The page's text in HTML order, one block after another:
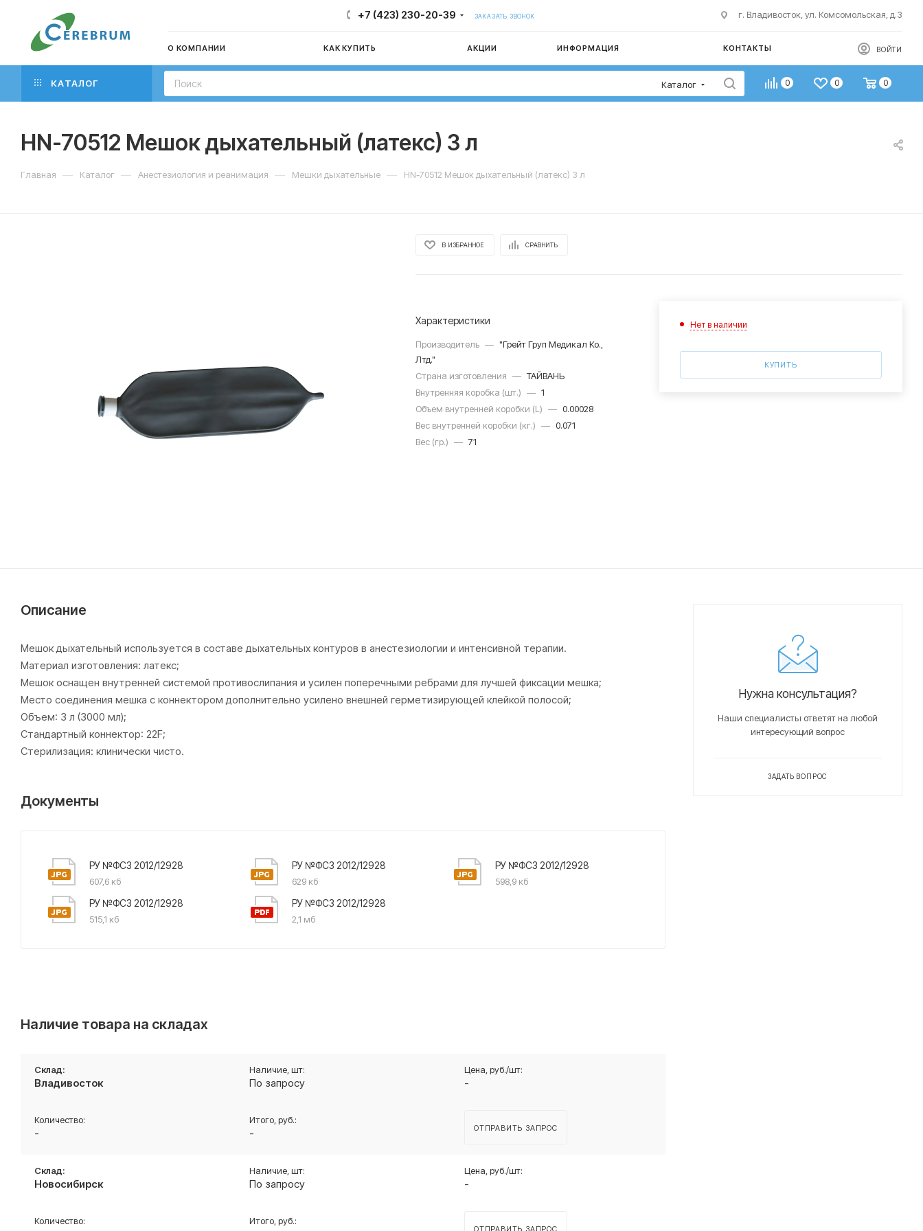
+7 (423) 230-20-39 ЗАКАЗАТЬ ЗВОНОК г. Владивосток, ул. Комсомольская, д.3
О КОМПАНИИ КАК КУПИТЬ АКЦИИ ИНФОРМАЦИЯ КОНТАКТЫ ВОЙТИ
КАТАЛОГ Каталог 0 0 0
HN-70512 Мешок дыхательный (латекс) 3 л
Главная — Каталог — Анестезиология и реанимация — Мешки дыхательные — HN-70512 Мешок дыхательный (латекс) 3 л
В ИЗБРАННОЕ СРАВНИТЬ
Характеристики
Производитель — "Грейт Груп Медикал Ко.,
Лтд."
Страна изготовления — ТАЙВАНЬ
Внутренняя коробка (шт.) — 1
Объем внутренней коробки (L) — 0.00028
Вес внутренней коробки (кг.) — 0.071
Вес (гр.) — 71
Нет в наличии
КУПИТЬ
Описание
Мешок дыхательный используется в составе дыхательных контуров в анестезиологии и интенсивной терапии.
Материал изготовления: латекс;
Мешок оснащен внутренней системой противослипания и усилен поперечными ребрами для лучшей фиксации мешка;
Место соединения мешка с коннектором дополнительно усилено внешней герметизирующей клейкой полосой;
Объем: 3 л (3000 мл);
Стандартный коннектор: 22F;
Стерилизация: клинически чисто.
Документы
РУ №ФСЗ 2012/12928
607,6 кб
РУ №ФСЗ 2012/12928
629 кб
РУ №ФСЗ 2012/12928
598,9 кб
РУ №ФСЗ 2012/12928
515,1 кб
РУ №ФСЗ 2012/12928
2,1 мб
Наличие товара на складах
Владивосток По запросу -
- - ОТПРАВИТЬ ЗАПРОС
Новосибирск По запросу -
ОТПРАВИТЬ ЗАПРОС
Нужна консультация?
Наши специалисты ответят на любой
интересующий вопрос
ЗАДАТЬ ВОПРОС